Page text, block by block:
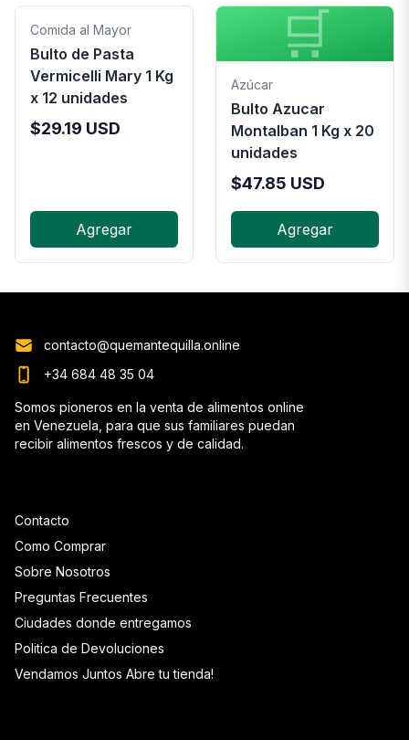
Comida al Mayor
Bulto de Pasta
Vermicelli Mary 1 Kg
x 12 unidades
$29.19 USD
Agregar
🛒
Azúcar
Bulto Azucar
Montalban 1 Kg x 20
unidades
$47.85 USD
Agregar
Contacto
Como Comprar
Sobre Nosotros
Preguntas Frecuentes
Ciudades donde entregamos
Politica de Devoluciones
Vendamos Juntos Abre tu tienda!
contacto@quemantequilla.online
+34 684 48 35 04
Somos pioneros en la venta de alimentos online
en Venezuela, para que sus familiares puedan
recibir alimentos frescos y de calidad.